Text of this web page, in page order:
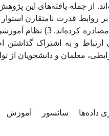
معلمان را به نفع
ارتباط و به اشتراک
معلمان و دانشجویان
داده‌ها سانسور آموزش